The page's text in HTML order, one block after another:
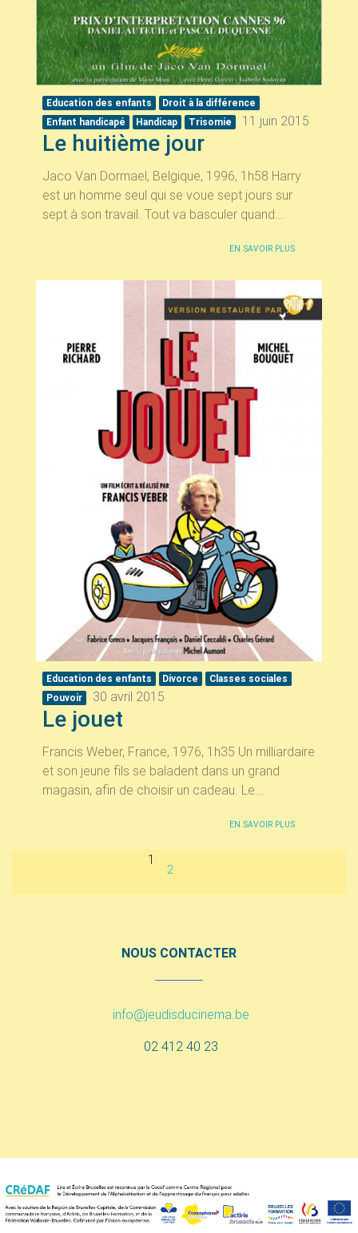
Education des enfants
Droit à la différence
Enfant handicapé
Handicap Trisomie 11 juin 2015
Le huitième jour
Jaco Van Dormael, Belgique, 1996, 1h58 Harry
est un homme seul qui se voue sept jours sur
sept à son travail. Tout va basculer quand...
EN SAVOIR PLUS
Education des enfants Divorce
Classes sociales
Pouvoir
30 avril 2015
Le jouet
Francis Weber, France, 1976, 1h35 Un milliardaire
et son jeune fils se baladent dans un grand
magasin, afin de choisir un cadeau. Le...
EN SAVOIR PLUS
1
2
NOUS CONTACTER
info@jeudisducinema.be
02 412 40 23